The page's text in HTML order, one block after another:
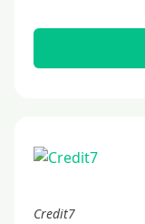
Credit7